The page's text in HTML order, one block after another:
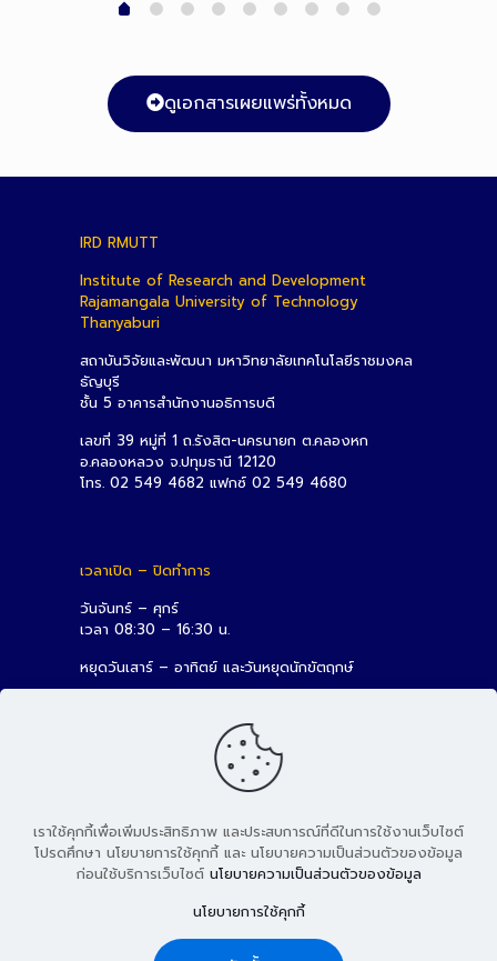
ดูเอกสารเผยแพร่ทั้งหมด
IRD RMUTT
Institute of Research and Development
Rajamangala University of Technology
Thanyaburi
สถาบันวิจัยและพัฒนา มหาวิทยาลัยเทคโนโลยีราชมงคล
ธัญบุรี
ชั้น 5 อาคารสำนักงานอธิการบดี
เลขที่ 39 หมู่ที่ 1 ถ.รังสิต-นครนายก ต.คลองหก
อ.คลองหลวง จ.ปทุมธานี 12120
โทร. 02 549 4682 แฟกซ์ 02 549 4680
เวลาเปิด – ปิดทำการ
วันจันทร์ – ศุกร์
เวลา 08:30 – 16:30 น.
หยุดวันเสาร์ – อาทิตย์ และวันหยุดนักขัตฤกษ์
© 2026 สถาบันวิจัยและพัฒนา มหาวิทยาลัยเทคโนโลยีราชมงคล
ธัญบุรี
เราใช้คุกกี้เพื่อเพิ่มประสิทธิภาพ และประสบการณ์ที่ดีในการใช้งานเว็บไซต์
โปรดศึกษา นโยบายการใช้คุกกี้ และ นโยบายความเป็นส่วนตัวของข้อมูล
ก่อนใช้บริการเว็บไซต์ นโยบายความเป็นส่วนตัวของข้อมูล
นโยบายการใช้คุกกี้